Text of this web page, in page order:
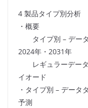
4 製品タイプ別分析
・概要
タイプ別 – データ
2024年・2031年
レギュラーデータ
イオード
・タイプ別 – データ
予測